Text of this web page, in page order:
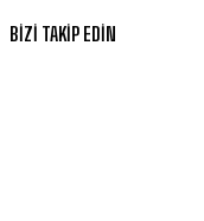
BİZİ TAKİP EDİN